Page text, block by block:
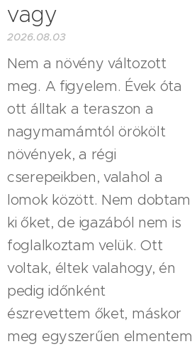
vagy
2026.08.03
Nem a növény változott
meg. A figyelem. Évek óta
ott álltak a teraszon a
nagymamámtól örökölt
növények, a régi
cserepeikben, valahol a
lomok között. Nem dobtam
ki őket, de igazából nem is
foglalkoztam velük. Ott
voltak, éltek valahogy, én
pedig időnként
észrevettem őket, máskor
meg egyszerűen elmentem